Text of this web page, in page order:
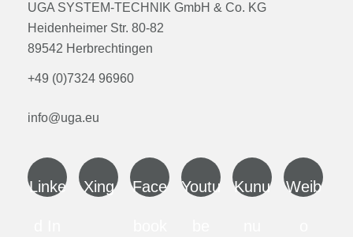
UGA SYSTEM-TECHNIK GmbH & Co. KG
Heidenheimer Str. 80-82
89542 Herbrechtingen
+49 (0)7324 96960
info@uga.eu
Linke Xing Face Youtu Kunu Weib